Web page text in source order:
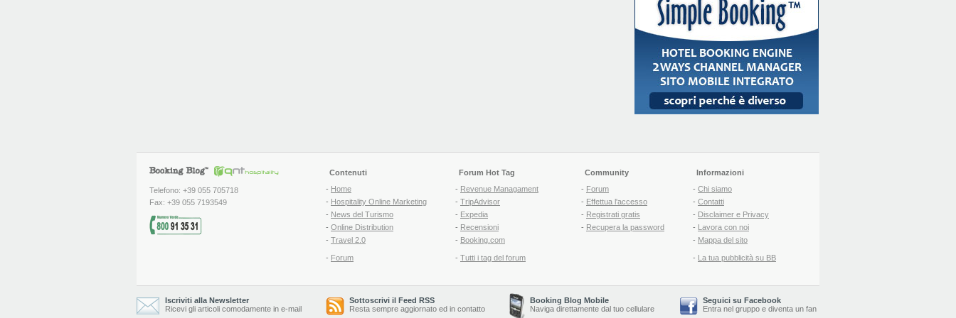
Telefono: +39 055 705718
Fax: +39 055 7193549
Contenuti
- Home
- Hospitality Online Marketing
- News del Turismo
- Online Distribution
- Travel 2.0
- Forum
Forum Hot Tag
- Revenue Managament
- TripAdvisor
- Expedia
- Recensioni
- Booking.com
- Tutti i tag del forum
Community
- Forum
- Effettua l'accesso
- Registrati gratis
- Recupera la password
Informazioni
- Chi siamo
- Contatti
- Disclaimer e Privacy
- Lavora con noi
- Mappa del sito
- La tua pubblicità su BB
Iscriviti alla Newsletter
Ricevi gli articoli comodamente in e-mail
Sottoscrivi il Feed RSS
Resta sempre aggiornato ed in contatto
Booking Blog Mobile
Naviga direttamente dal tuo cellulare
Seguici su Facebook
Entra nel gruppo e diventa un fan